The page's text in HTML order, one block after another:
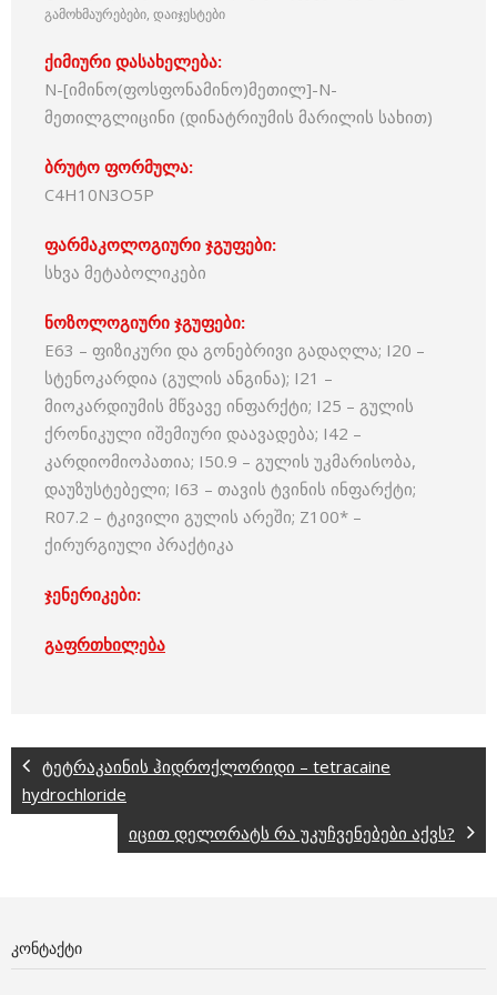
გამოხმაურებები, დაიჯესტები
ქიმიური დასახელება:
N-[იმინო(ფოსფონამინო)მეთილ]-N-
მეთილგლიცინი (დინატრიუმის მარილის სახით)
ბრუტო ფორმულა:
C4H10N3O5P
ფარმაკოლოგიური ჯგუფები:
სხვა მეტაბოლიკები
ნოზოლოგიური ჯგუფები:
E63 – ფიზიკური და გონებრივი გადაღლა; I20 –
სტენოკარდია (გულის ანგინა); I21 –
მიოკარდიუმის მწვავე ინფარქტი; I25 – გულის
ქრონიკული იშემიური დაავადება; I42 –
კარდიომიოპათია; I50.9 – გულის უკმარისობა,
დაუზუსტებელი; I63 – თავის ტვინის ინფარქტი;
R07.2 – ტკივილი გულის არეში; Z100* –
ქირურგიული პრაქტიკა
ჯენერიკები:
გაფრთხილება
ტეტრაკაინის ჰიდროქლორიდი – tetracaine
hydrochloride
იცით დელორატს რა უკუჩვენებები აქვს?
ᲙᲝᲜᲢᲐᲥᲢᲘ